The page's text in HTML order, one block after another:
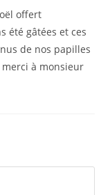
offert
été gâtées et ces
de nos papilles
à monsieur